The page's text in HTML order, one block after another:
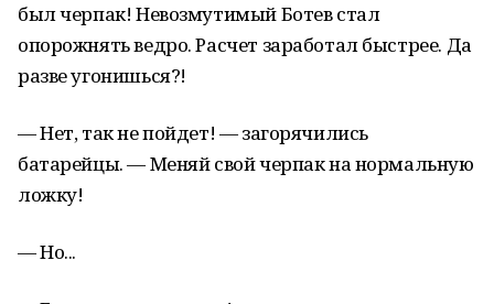
был черпак! Невозмутимый Ботев стал
опорожнять ведро. Расчет заработал быстрее. Да
разве угонишься?!
— Нет, так не пойдет! — загорячились
батарейцы. — Меняй свой черпак на нормальную
ложку!
— Но...